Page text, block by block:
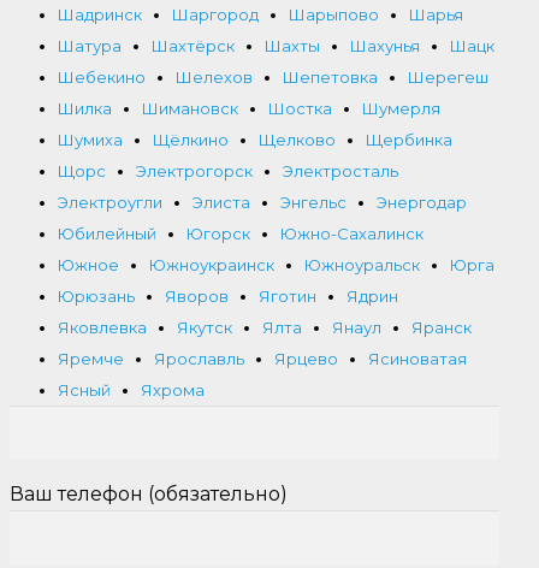
Шадринск
Шаргород Шарыпово
Шарья
Шатура
Шахтёрск Шахты Шахунья
Шацк
Шебекино
Шелехов Шепетовка
Шерегеш
Шилка
Шимановск Шостка
Шумерля
Шумиха
Щёлкино Щелково
Щербинка
Щорс
Электрогорск
Электросталь
Электроугли
Элиста Энгельс
Энергодар
Юбилейный
Югорск
Южно-Сахалинск
Южное
Южноукраинск Южноуральск
Юрга
Юрюзань
Яворов Яготин
Ядрин
Яковлевка
Якутск Ялта Янаул
Яранск
Яремче
Ярославль Ярцево
Ясиноватая
Ясный
Яхрома
Ваш телефон (обязательно)